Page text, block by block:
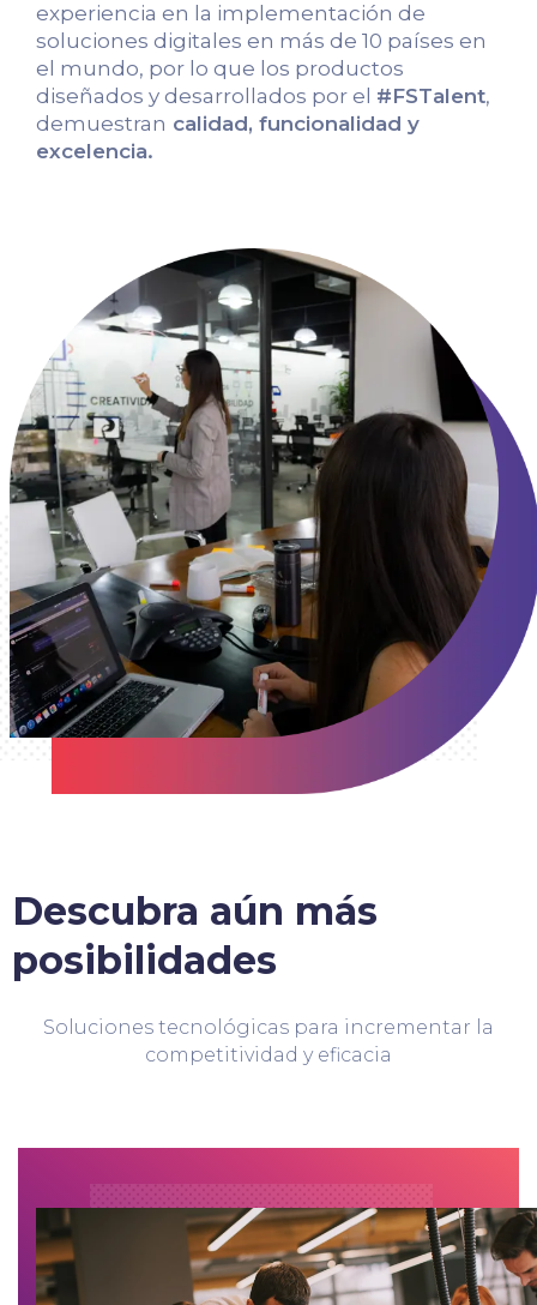
experiencia en la implementación de
soluciones digitales en más de 10 países en
el mundo, por lo que los productos
diseñados y desarrollados por el #FSTalent,
demuestran calidad, funcionalidad y
excelencia.
Descubra aún más
posibilidades
Soluciones tecnológicas para incrementar la
competitividad y eficacia